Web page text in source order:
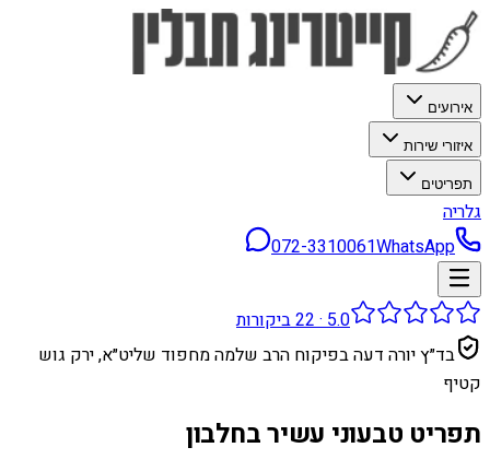
אירועים
איזורי שירות
תפריטים
גלריה
072-3310061WhatsApp
5.0
·
22ביקורות
בד״ץ יורה דעה בפיקוח הרב שלמה מחפוד שליט״א, ירק גוש
קטיף
תפריט טבעוני עשיר בחלבון